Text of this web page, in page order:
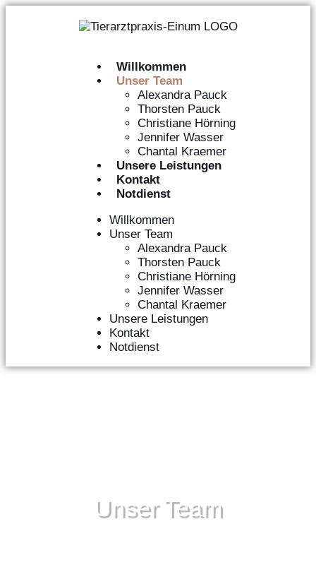
Willkommen
Unser Team
Alexandra Pauck
Thorsten Pauck
Christiane Hörning
Jennifer Wasser
Chantal Kraemer
Unsere Leistungen
Kontakt
Notdienst
Willkommen
Unser Team
Alexandra Pauck
Thorsten Pauck
Christiane Hörning
Jennifer Wasser
Chantal Kraemer
Unsere Leistungen
Kontakt
Notdienst
Unser Team